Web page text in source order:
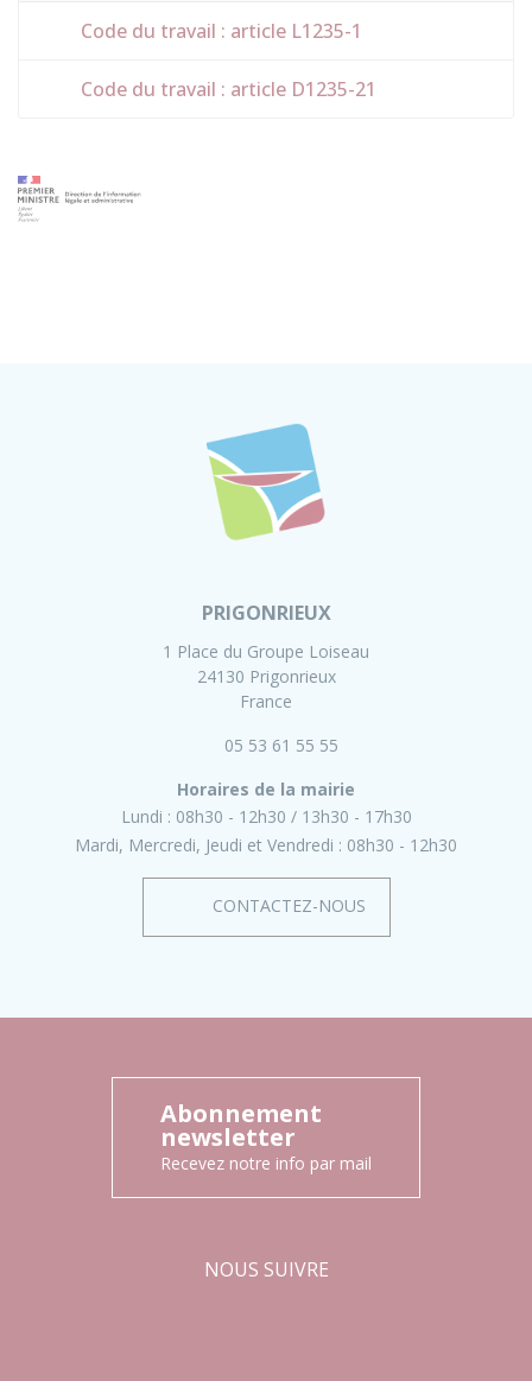
Code du travail : article L1235-1
Code du travail : article D1235-21
PRIGONRIEUX
1 Place du Groupe Loiseau
24130 Prigonrieux
France
05 53 61 55 55
Horaires de la mairie
Lundi : 08h30 - 12h30
13h30 - 17h30
Mardi, Mercredi, Jeudi et Vendredi : 08h30 - 12h30
CONTACTEZ-NOUS
Abonnement
newsletter
Recevez notre info par mail
NOUS SUIVRE